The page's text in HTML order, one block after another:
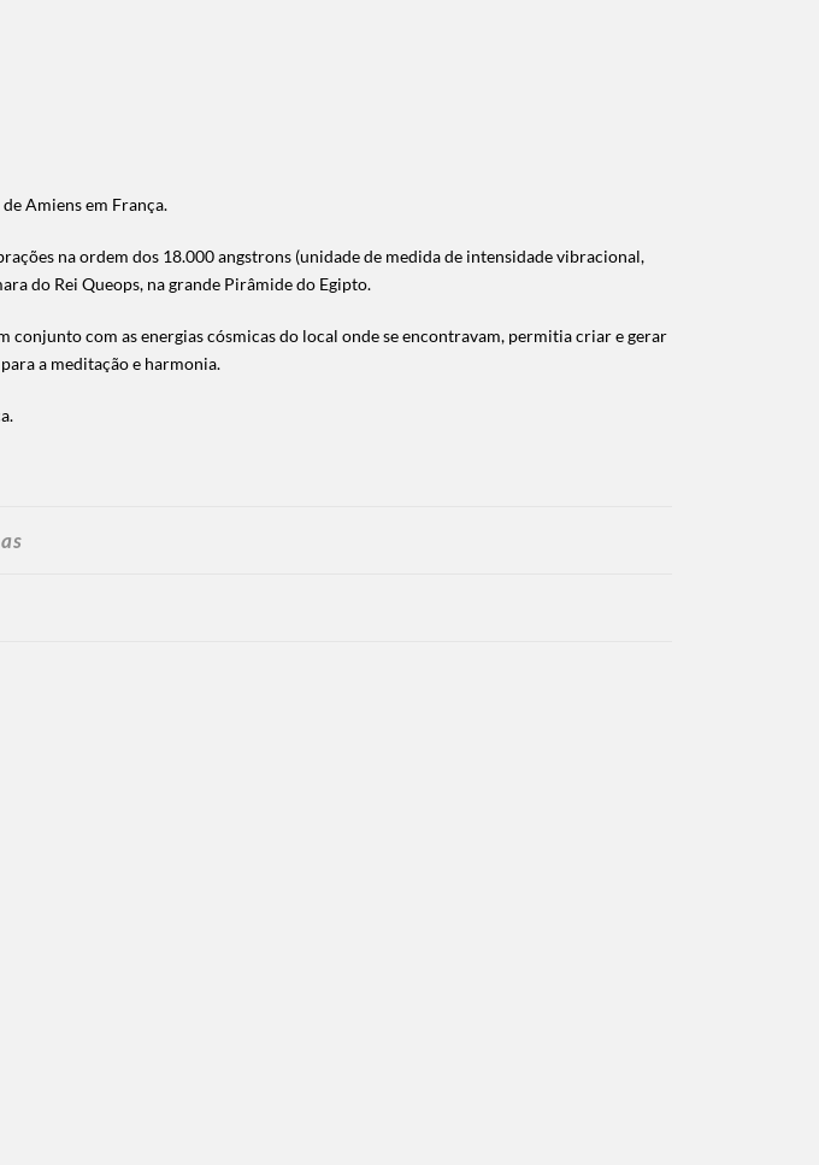
Amiens em França.
na ordem dos 18.000 angstrons (unidade de medida de intensidade vibracional,
do Rei Queops, na grande Pirâmide do Egipto.
com as energias cósmicas do local onde se encontravam, permitia criar e gerar
a meditação e harmonia.